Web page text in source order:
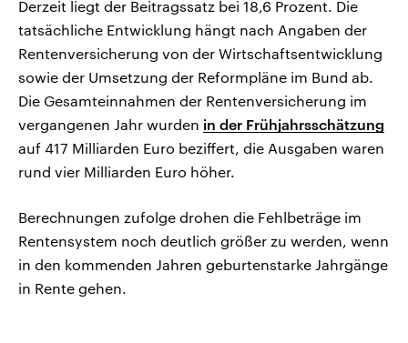
Derzeit liegt der Beitragssatz bei 18,6 Prozent. Die
tatsächliche Entwicklung hängt nach Angaben der
Rentenversicherung von der Wirtschaftsentwicklung
sowie der Umsetzung der Reformpläne im Bund ab.
Die Gesamteinnahmen der Rentenversicherung im
vergangenen Jahr wurden in der Frühjahrsschätzung
auf 417 Milliarden Euro beziffert, die Ausgaben waren
rund vier Milliarden Euro höher.
Berechnungen zufolge drohen die Fehlbeträge im
Rentensystem noch deutlich größer zu werden, wenn
in den kommenden Jahren geburtenstarke Jahrgänge
in Rente gehen.